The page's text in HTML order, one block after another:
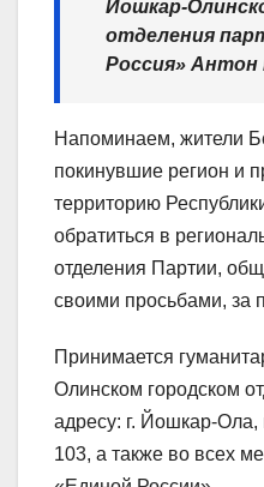
Йошкар-
отделения
Россия» Антон
Напоминаем, жители
покинувшие регион и
территорию
обратиться в
отделения Партии,
своими просьбами, за
Принимается
Олинском городском
адресу: г. Йошкар-Ола,
103, а также во всех